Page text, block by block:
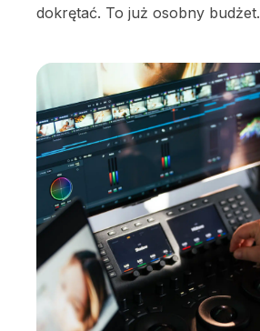
dokrętać. To już osobny budżet.